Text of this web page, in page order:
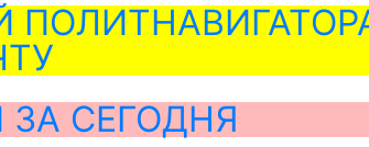
СЕГОДНЯ